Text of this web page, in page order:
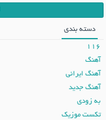
دسته بندی
116
آهنگ
آهنگ ایرانی
آهنگ جدید
به زودی
تکست موزیک